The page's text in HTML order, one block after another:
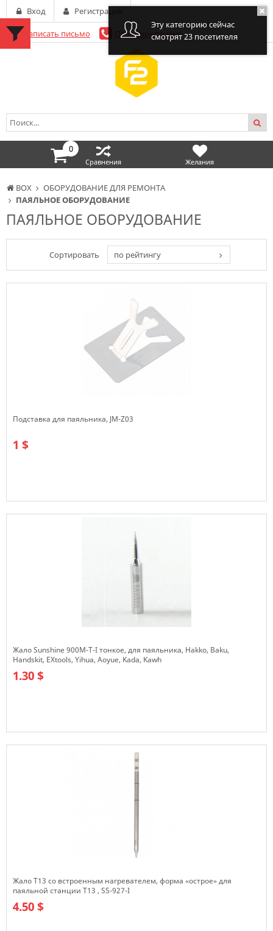
BOX
ОБОРУДОВАНИЕ ДЛЯ РЕМОНТА
ПАЯЛЬНОЕ ОБОРУДОВАНИЕ
ПАЯЛЬНОЕ ОБОРУДОВАНИЕ
Сортировать по рейтингу
Подставка для паяльника, JM-Z03
1 $
Жало Sunshine 900M-T-I тонкое, для паяльника, Hakko, Baku,
Handskit, EXtools, Yihua, Aoyue, Kada, Kawh
1.30 $
Жало Т13 со встроенным нагревателем, форма «острое» для
паяльной станции T13 , SS-927-I
4.50 $
Написать письмо Перезвоните мне
Вход Регистрация
0
Сравнения Желания
Эту категорию сейчас
смотрят 23 посетителя